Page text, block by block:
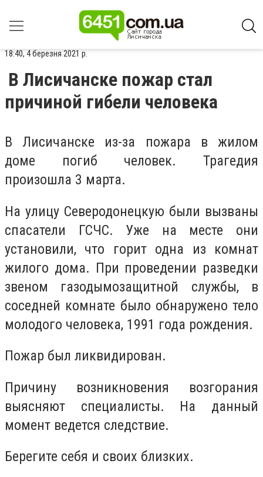
18:40, 4 березня 2021 р.
В Лисичанске пожар стал
причиной гибели человека
В Лисичанске из-за пожара в жилом
доме погиб человек. Трагедия
произошла 3 марта.
На улицу Северодонецкую были вызваны
спасатели ГСЧС. Уже на месте они
установили, что горит одна из комнат
жилого дома. При проведении разведки
звеном газодымозащитной службы, в
соседней комнате было обнаружено тело
молодого человека, 1991 года рождения.
Пожар был ликвидирован.
Причину возникновения возгорания
выясняют специалисты. На данный
момент ведется следствие.
Берегите себя и своих близких.